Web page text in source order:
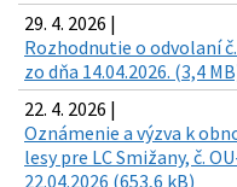
29. 4. 2026 |
Rozhodnutie o odvolaní
zo dňa 14.04.2026. (3,4
22. 4. 2026 |
Oznámenie a výzva k
lesy pre LC Smižany, č.
22.04.2026 (653,6 kB)